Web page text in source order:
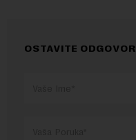
OSTAVITE ODGOVOR